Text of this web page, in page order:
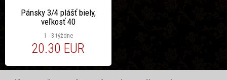
Pánsky 3/4 plášť biely,
veľkosť 40
1 - 3 týždne
20.30 EUR